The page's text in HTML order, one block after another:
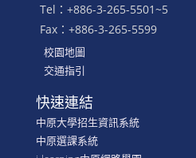
Tel：+886-3-265-5501~5
Fax：+886-3-265-5599
校園地圖
交通指引
快速連結
中原大學招生資訊系統
中原選課系統